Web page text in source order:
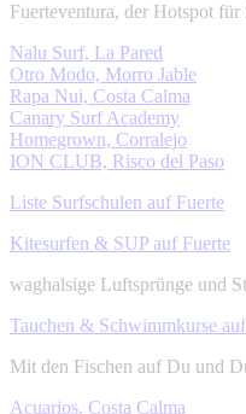
Fuerteventura, der Hotspot
Nalu Surf, La Pared
Otro Modo, Morro Jable
Rapa Nui, Costa Calma
Canary Surf Academy
Homegrown, Corralejo
ION CLUB, Risco del Paso
Liste Surfschulen auf Fuerte
Kitesurfen & SUP auf Fuerte
waghalsige Luftsprünge und
Tauchen & Schwimmkurse
Mit den Fischen auf Du und
Acuarios, Costa Calma